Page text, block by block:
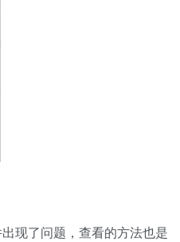
现了问题，查看的方法也是